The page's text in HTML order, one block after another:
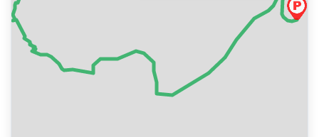
700 m
Tourner légèrement à
Tenir la gauche à
l’embranchement